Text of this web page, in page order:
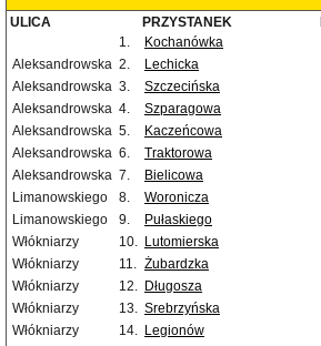
ULICA PRZYSTANEK
1.
Kochanówka
Aleksandrowska 2. Lechicka
Aleksandrowska 3. Szczecińska
Aleksandrowska 4. Szparagowa
Aleksandrowska 5. Kaczeńcowa
Aleksandrowska 6. Traktorowa
Aleksandrowska 7. Bielicowa
Limanowskiego
8. Woronicza
Limanowskiego
9. Pułaskiego
Włókniarzy
10. Lutomierska
Włókniarzy
11. Żubardzka
Włókniarzy
12. Długosza
Włókniarzy
13. Srebrzyńska
Włókniarzy
14. Legionów